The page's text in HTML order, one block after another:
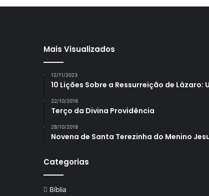
Mais Visualizados
12/11/2023
10 Lições Sobre a Ressurreição de Lázaro:
22/10/2016
Terço da Divina Providência
28/10/2018
Novena de Santa Terezinha do Menino
Categorias
Bíblia